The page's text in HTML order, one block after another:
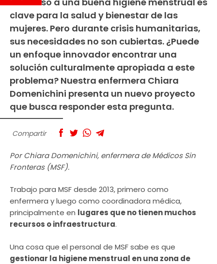
clave para la salud y bienestar de las
mujeres. Pero durante crisis humanitarias,
sus necesidades no son cubiertas. ¿Puede
un enfoque innovador encontrar una
solución culturalmente apropiada a este
problema? Nuestra enfermera Chiara
Domenichini presenta un nuevo proyecto
que busca responder esta pregunta.
Compartir
Por Chiara Domenichini, enfermera de Médicos Sin
Fronteras (MSF).
Trabajo para MSF desde 2013, primero como
enfermera y luego como coordinadora médica,
principalmente en lugares que no tienen muchos
recursos o infraestructura.
Una cosa que el personal de MSF sabe es que
gestionar la higiene menstrual en una zona de